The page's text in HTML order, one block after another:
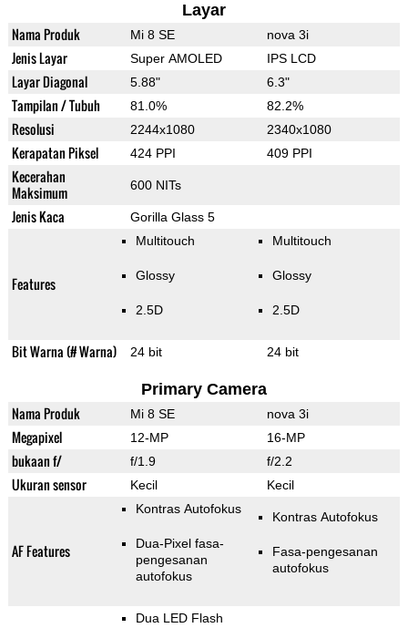
Layar
Nama Produk Mi 8 SE nova 3i
Jenis Layar Super AMOLED IPS LCD
Layar Diagonal 5.88" 6.3"
Tampilan / Tubuh 81.0% 82.2%
Resolusi 2244x1080 2340x1080
Kerapatan Piksel 424 PPI 409 PPI
Kecerahan
Maksimum
600 NITs
Jenis Kaca Gorilla Glass 5
Features
Multitouch
Glossy
2.5D
Multitouch
Glossy
2.5D
Bit Warna (# Warna) 24 bit 24 bit
Primary Camera
Nama Produk Mi 8 SE nova 3i
Megapixel 12-MP 16-MP
bukaan f/ f/1.9 f/2.2
Ukuran sensor Kecil Kecil
AF Features
Kontras Autofokus
Dua-Pixel fasa-
pengesanan
autofokus
Kontras Autofokus
Fasa-pengesanan
autofokus
Dua LED Flash